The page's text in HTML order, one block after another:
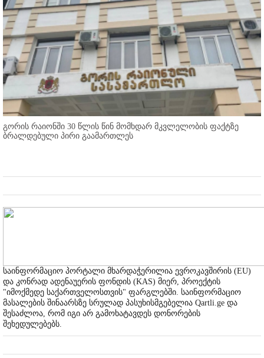
გორის რაიონში 30 წლის წინ მომხდარ მკვლელობის ფაქტზე
ბრალდებული პირი გაამართლეს
საინფორმაციო პორტალი მხარდაჭერილია ევროკავშირის (EU)
და კონრად ადენაუერის ფონდის (KAS) მიერ, პროექტის
"იმოქმედე საქართველოსთვის" ფარგლებში. საინფორმაციო
მასალების შინაარსზე სრულად პასუხისმგებელია Qartli.ge და
შესაძლოა, რომ იგი არ გამოხატავდეს დონორების
შეხედულებებს.